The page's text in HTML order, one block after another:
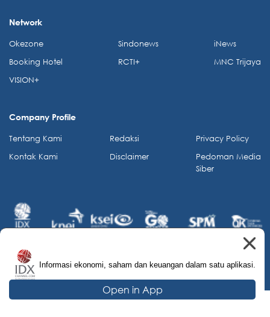
Informasi ekonomi, saham dan keuangan dalam satu aplikasi.
Open in App
Network
Okezone
Booking Hotel
VISION+
Sindonews
RCTI+
iNews
MNC Trijaya
Company Profile
Tentang Kami
Kontak Kami
Redaksi
Disclaimer
Privacy Policy
Pedoman Media
Siber
© 2026 IDX Channel. All Rights Reserved.